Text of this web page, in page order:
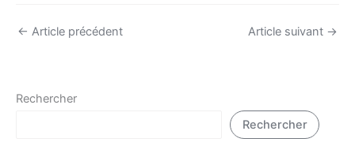
← Article précédent Article suivant →
Rechercher
Rechercher